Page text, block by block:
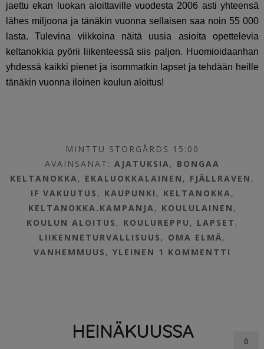
jaettu ekan luokan aloittaville vuodesta 2006 asti yhteensä
lähes miljoona ja tänäkin vuonna sellaisen saa noin 55 000
lasta. Tulevina viikkoina näitä uusia asioita opettelevia
keltanokkia pyörii liikenteessä siis paljon. Huomioidaanhan
yhdessä kaikki pienet ja isommatkin lapset ja tehdään heille
tänäkin vuonna iloinen koulun aloitus!
MINTTU STORGÅRDS 15:00
AVAINSANAT:AJATUKSIA, BONGAA
KELTANOKKA, EKALUOKKALAINEN , FJÄLLRAVEN ,
IF VAKUUTUS , KAUPUNKI , KELTANOKKA,
KELTANOKKA.KAMPANJA, KOULULAINEN ,
KOULUN ALOITUS , KOULUREPPU , LAPSET ,
LIIKENNETURVALLISUUS , OMA ELMÄ,
VANHEMMUUS ,YLEINEN 1 KOMMENTTI
HEINÄKUUSSA 0